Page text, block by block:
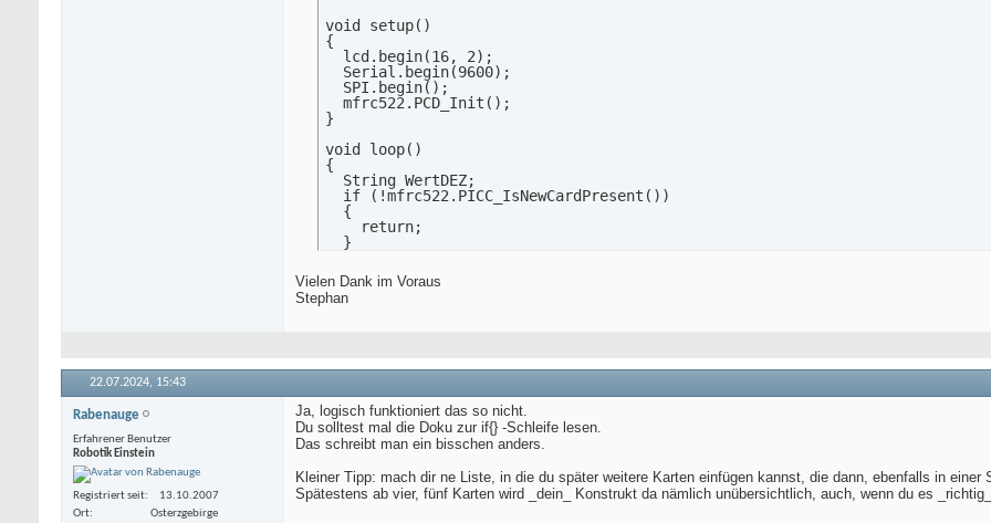
void setup()
{
  lcd.begin(16, 2);
  Serial.begin(9600);
  SPI.begin();
  mfrc522.PCD_Init();
}
void loop()
{
  String WertDEZ;
  if (!mfrc522.PICC_IsNewCardPresent())
  {
    return;
  }
  {
    return;
  }
  {
  }
  WertDEZ.trim();
  Serial.println("Dezimalwert: " + WertDEZ);
  {
    lcd.clear();
    lcd.setCursor(0,0);
Vielen Dank im Voraus
Stephan
22.07.2024, 15:43
Rabenauge
Erfahrener Benutzer
Robotik Einstein
Registriert seit
13.10.2007
Ort
Osterzgebirge
Ja, logisch funktioniert das so nicht.
Du solltest mal die Doku zur if{} -Schleife lesen.
Das schreibt man ein bisschen anders.
Kleiner Tipp: mach dir ne Liste, in die du später weitere Karten einfügen kannst, die dann, ebenfalls in einer
Spätestens ab vier, fünf Karten wird _dein_ Konstrukt da nämlich unübersichtlich, auch, wenn du es